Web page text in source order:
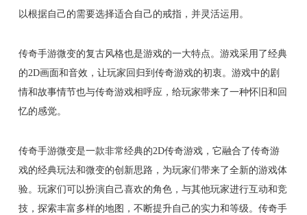
以根据自己的需要选择适合自己的戒指，并灵活运用。
传奇手游微变的复古风格也是游戏的一大特点。游戏采用了经典
的2D画面和音效，让玩家回归到传奇游戏的初衷。游戏中的剧
情和故事情节也与传奇游戏相呼应，给玩家带来了一种怀旧和回
忆的感觉。
传奇手游微变是一款非常经典的2D传奇游戏，它融合了传奇游
戏的经典玩法和微变的创新思路，为玩家们带来了全新的游戏体
验。玩家们可以扮演自己喜欢的角色，与其他玩家进行互动和竞
技，探索丰富多样的地图，不断提升自己的实力和等级。传奇手